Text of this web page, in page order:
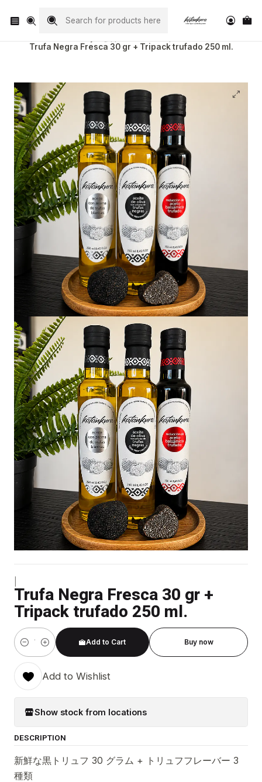
Trufa Negra Fresca 30 gr + Tripack trufado 250 ml.
Trufa Negra Fresca 30 gr +
Tripack trufado 250 ml.
Quantity
Add to Cart Buy now
Add to Wishlist
Show stock from locations
DESCRIPTION
新鮮な黒トリュフ 30 グラム + トリュフフレーバー 3
種類